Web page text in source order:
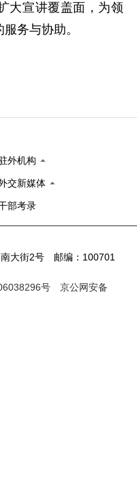
大宣讲覆盖面，为领
务与协助。
外机构
交新媒体
部考录
南大街2号 邮编：100701
号
京公网安备